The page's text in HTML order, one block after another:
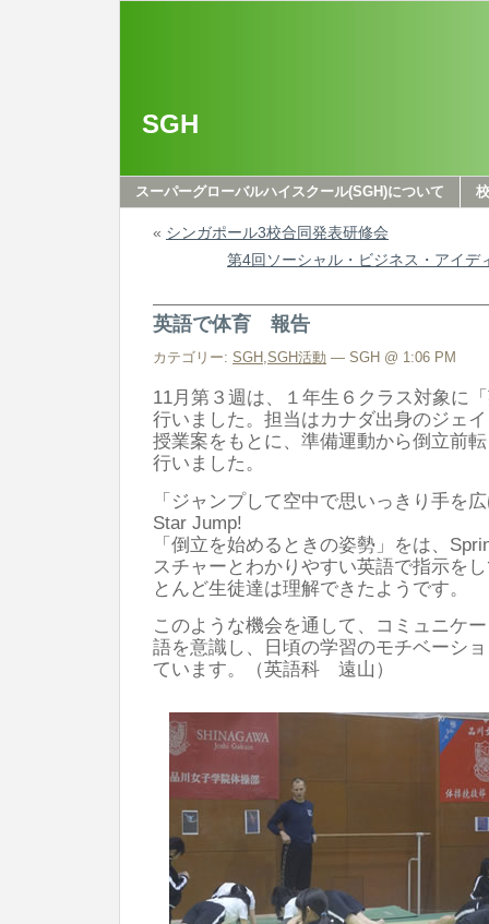
SGH
スーパーグローバルハイスクール(SGH)について
« シンガポール3校合同発表研修会
第4回ソーシャル・ビジネス・アイデ
英語で体育 報告
カテゴリー: SGH ,SGH活動 — SGH @ 1:06 PM
11月第３週は、１年生６クラス対象に
行いました。担当はカナダ出身のジェ
授業案をもとに、準備運動から倒立前
行いました。
「ジャンプして空中で思いっきり手を
Star Jump!
「倒立を始めるときの姿勢」をは、
スチャーとわかりやすい英語で指示を
とんど生徒達は理解できたようです。
このような機会を通して、コミュニケ
語を意識し、日頃の学習のモチベーシ
ています。（英語科 遠山）